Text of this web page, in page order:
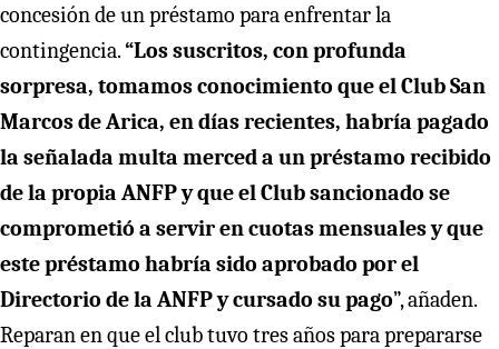
concesión de un préstamo para enfrentar la
contingencia.“Los suscritos, con profunda
sorpresa, tomamos conocimiento que el Club San
Marcos de Arica, en días recientes, habría pagado
la señalada multa merced a un préstamo recibido
de la propia ANFP y que el Club sancionado se
comprometió a servir en cuotas mensuales y que
este préstamo habría sido aprobado por el
Directorio de la ANFP y cursado su pago”, añaden.
Reparan en que el club tuvo tres años para prepararse